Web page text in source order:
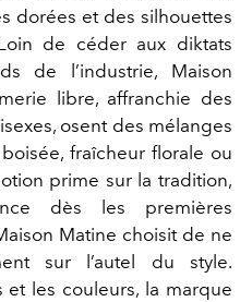
dorées et des silhouettes
de céder aux diktats
de l’industrie, Maison
libre, affranchie des
osent des mélanges
fraîcheur florale ou
prime sur la tradition,
dès les premières
Matine choisit de ne
sur l’autel du style.
les couleurs, la marque